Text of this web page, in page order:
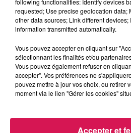
13h31
13h31
KEANE
Somewhere Only We
13h27
13h27
OFENBACH,
Four To The
requested; Use precise geolocation data;
other data sources; Link different
information transmitted automatically.
Vous pouvez accepter en cliquant sur
sélectionnant les finalités et/ou
Vous pouvez également refuser en
accepter". Vos préférences ne
pouvez mettre à jour vos choix, ou retirer
moment via le lien "Gérer les cookies"
Accepter et